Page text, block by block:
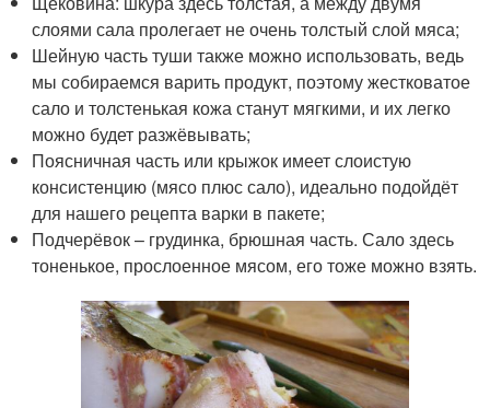
слоями сала пролегает не очень толстый слой мяса;
Шейную часть туши также можно использовать, ведь
мы собираемся варить продукт, поэтому жестковатое
сало и толстенькая кожа станут мягкими, и их легко
можно будет разжёвывать;
Поясничная часть или крыжок имеет слоистую
консистенцию (мясо плюс сало), идеально подойдёт
для нашего рецепта варки в пакете;
Подчерёвок – грудинка, брюшная часть. Сало здесь
тоненькое, прослоенное мясом, его тоже можно взять.